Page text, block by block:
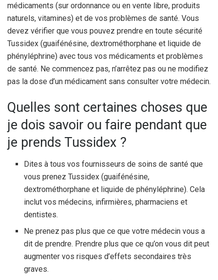
médicaments (sur ordonnance ou en vente libre, produits
naturels, vitamines) et de vos problèmes de santé. Vous
devez vérifier que vous pouvez prendre en toute sécurité
Tussidex (guaifénésine, dextrométhorphane et liquide de
phényléphrine) avec tous vos médicaments et problèmes
de santé. Ne commencez pas, n’arrêtez pas ou ne modifiez
pas la dose d’un médicament sans consulter votre médecin.
Quelles sont certaines choses que
je dois savoir ou faire pendant que
je prends Tussidex ?
Dites à tous vos fournisseurs de soins de santé que
vous prenez Tussidex (guaifénésine,
dextrométhorphane et liquide de phényléphrine). Cela
inclut vos médecins, infirmières, pharmaciens et
dentistes.
Ne prenez pas plus que ce que votre médecin vous a
dit de prendre. Prendre plus que ce qu’on vous dit peut
augmenter vos risques d’effets secondaires très
graves.